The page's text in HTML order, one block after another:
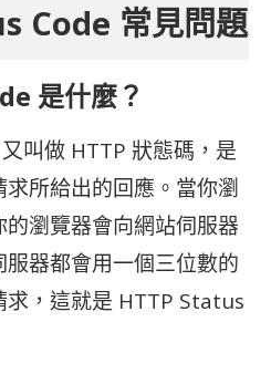
Code 常見問題
是什麼？
叫做 HTTP 狀態碼，是
所給出的回應。當你瀏
瀏覽器會向網站伺服器
器都會用一個三位數的
，這就是 HTTP Status